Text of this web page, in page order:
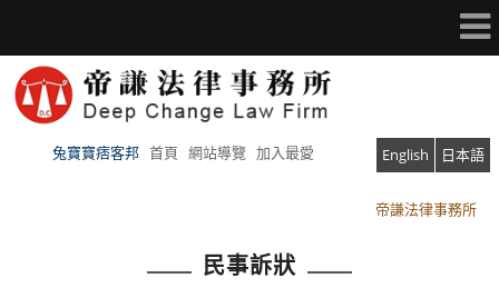
兔寶寶痞客邦 首頁 網站導覽 加入最愛 English 日本語
帝謙法律事務所
民事訴狀